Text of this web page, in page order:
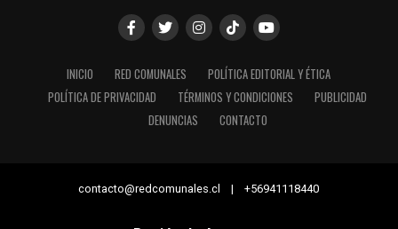
INICIO RED COMUNALES
POLÍTICA EDITORIAL Y ÉTICA
POLÍTICA DE PRIVACIDAD
TÉRMINOS Y CONDICIONES
PUBLICIDAD
DENUNCIAS
CONTACTO
contacto@redcomunales.cl | +56941118440